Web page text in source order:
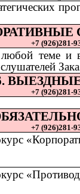
+7 (926)281-
любой теме и
+7 (926)281-
+7 (926)281-